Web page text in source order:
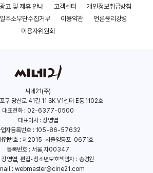
장판 호쿠사이
광고 및 제휴 안내 고객센터
개인정보취급방침
주소무단수집거부 이용약관
언론윤리강령
이용자위원회
씨네21(주)
구 당산로 41길 11 SK V1센터 E동 1102호
대표전화 : 02-6377-0500
대표이사 : 장영엽
업자등록번호 : 105-86-57632
업번호 : 제2015-서울영등포-0671호
등록번호 : 서울,자00347
장영엽, 편집•청소년보호책임자 : 송경원
: webmaster@cine21.com